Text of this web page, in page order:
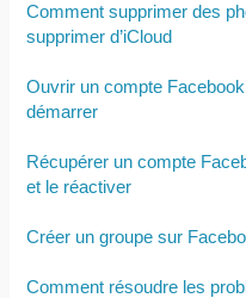
Comment supprimer des
supprimer d’iCloud
Ouvrir un compte
démarrer
Récupérer un compte
et le réactiver
Créer un groupe sur
Comment résoudre les